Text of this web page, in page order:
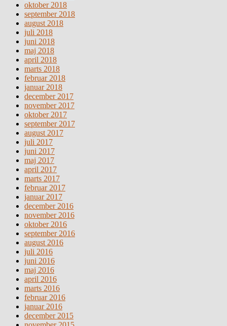
oktober 2018
september 2018
august 2018
juli 2018
juni 2018
maj 2018
april 2018
marts 2018
februar 2018
januar 2018
december 2017
november 2017
oktober 2017
september 2017
august 2017
juli 2017
juni 2017
maj 2017
april 2017
marts 2017
februar 2017
januar 2017
december 2016
november 2016
oktober 2016
september 2016
august 2016
juli 2016
juni 2016
maj 2016
april 2016
marts 2016
februar 2016
januar 2016
december 2015